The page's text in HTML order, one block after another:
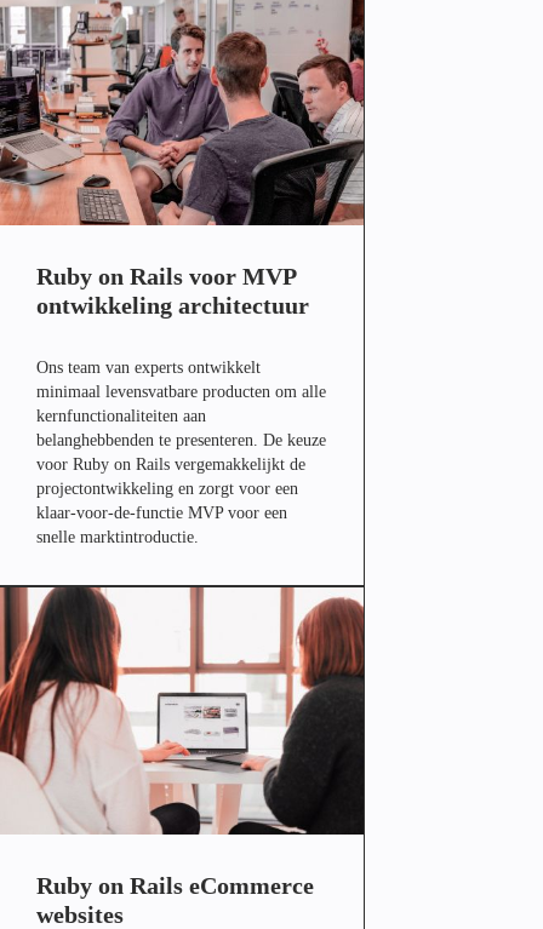
Ruby on Rails voor MVP
ontwikkeling architectuur
Ons team van experts ontwikkelt
minimaal levensvatbare producten om alle
kernfunctionaliteiten aan
belanghebbenden te presenteren. De keuze
voor Ruby on Rails vergemakkelijkt de
projectontwikkeling en zorgt voor een
klaar-voor-de-functie MVP voor een
snelle marktintroductie.
Ruby on Rails eCommerce
websites